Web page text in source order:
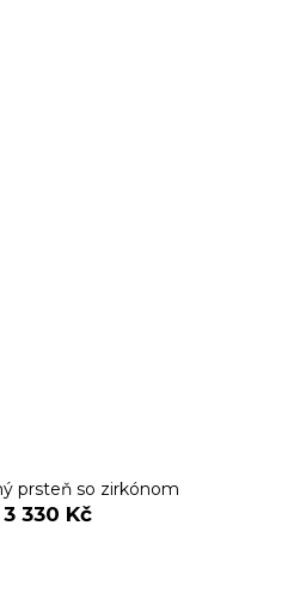
prsteň so zirkónom
3 330 Kč